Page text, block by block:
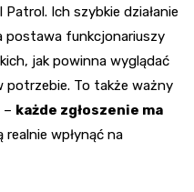
Ich szybkie działanie
postawa funkcjonariuszy
jak powinna wyglądać
To także ważny
– każde zgłoszenie ma
realnie wpłynąć na